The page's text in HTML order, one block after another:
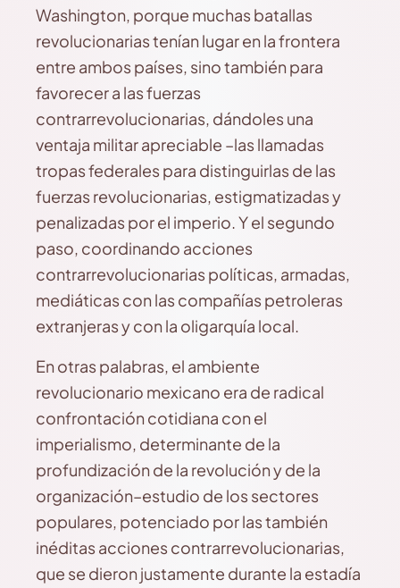
Washington, porque muchas batallas
revolucionarias tenían lugar en la frontera
entre ambos países, sino también para
favorecer a las fuerzas
contrarrevolucionarias, dándoles una
ventaja militar apreciable –las llamadas
tropas federales para distinguirlas de las
fuerzas revolucionarias, estigmatizadas y
penalizadas por el imperio. Y el segundo
paso, coordinando acciones
contrarrevolucionarias políticas, armadas,
mediáticas con las compañías petroleras
extranjeras y con la oligarquía local.
En otras palabras, el ambiente
revolucionario mexicano era de radical
confrontación cotidiana con el
imperialismo, determinante de la
profundización de la revolución y de la
organización–estudio de los sectores
populares, potenciado por las también
inéditas acciones contrarrevolucionarias,
que se dieron justamente durante la estadía